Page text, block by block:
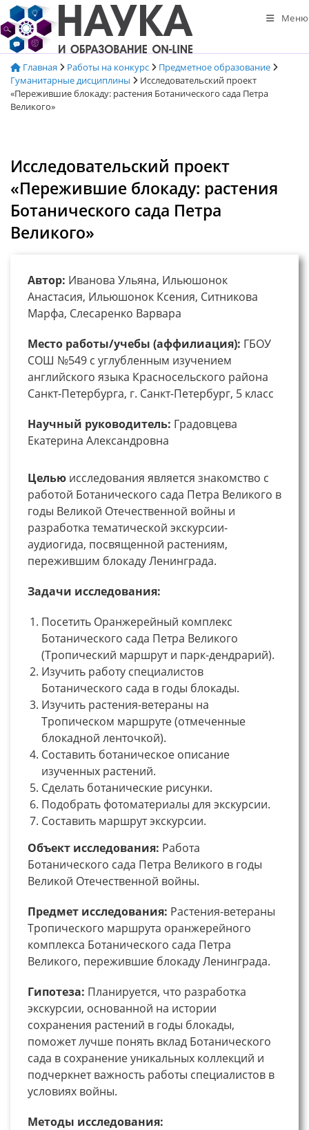
Перейти
к
содержимому
Меню
Главная Работы на конкурс
Предметное образование
Гуманитарные дисциплины
Исследовательский проект
«Пережившие блокаду: растения Ботанического сада Петра
Великого»
Исследовательский проект
«Пережившие блокаду: растения
Ботанического сада Петра
Великого»
Автор: Иванова Ульяна, Ильюшонок
Анастасия, Ильюшонок Ксения, Ситникова
Марфа, Слесаренко Варвара
Место работы/учебы (аффилиация): ГБОУ
СОШ №549 с углубленным изучением
английского языка Красносельского района
Санкт-Петербурга, г. Санкт-Петербург, 5 класс
Научный руководитель: Градовцева
Екатерина Александровна
Целью исследования является знакомство с
работой Ботанического сада Петра Великого в
годы Великой Отечественной войны и
разработка тематической экскурсии-
аудиогида, посвященной растениям,
пережившим блокаду Ленинграда.
Задачи исследования:
Посетить Оранжерейный комплекс
Ботанического сада Петра Великого
(Тропический маршрут и парк-дендрарий).
Изучить работу специалистов
Ботанического сада в годы блокады.
Изучить растения-ветераны на
Тропическом маршруте (отмеченные
блокадной ленточкой).
Составить ботаническое описание
изученных растений.
Сделать ботанические рисунки.
Подобрать фотоматериалы для экскурсии.
Составить маршрут экскурсии.
Объект исследования: Работа
Ботанического сада Петра Великого в годы
Великой Отечественной войны.
Предмет исследования: Растения-ветераны
Тропического маршрута оранжерейного
комплекса Ботанического сада Петра
Великого, пережившие блокаду Ленинграда.
Гипотеза: Планируется, что разработка
экскурсии, основанной на истории
сохранения растений в годы блокады,
поможет лучше понять вклад Ботанического
сада в сохранение уникальных коллекций и
подчеркнет важность работы специалистов в
условиях войны.
Методы исследования: